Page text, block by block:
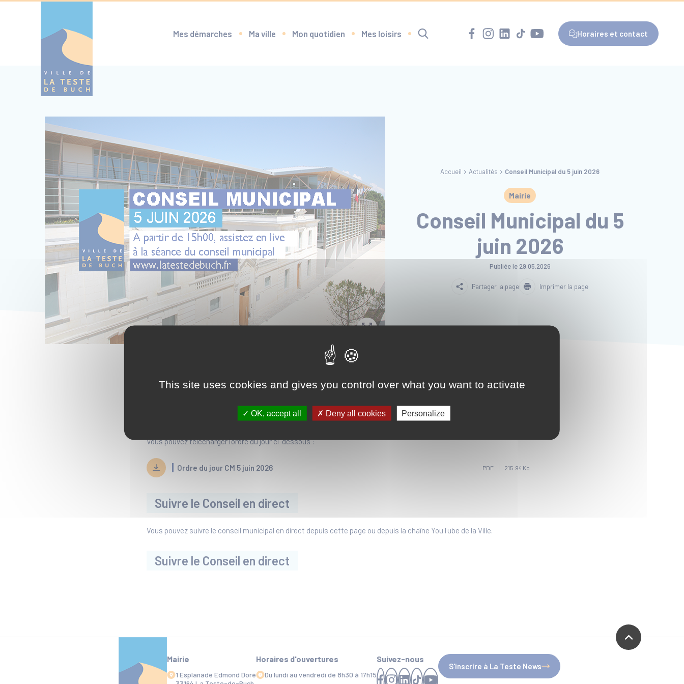
Mes démarches Ma ville Mon quotidien Mes loisirs Horaires et contact
Accueil Actualités Conseil Municipal du 5 juin 2026
Mairie
Conseil Municipal du 5
juin 2026
Publiée le 29.05.2026
Partager la page Imprimer la page
La prochaine séance du Conseil Municipal aura lieu vendredi 5 juin 2026, à 18h en salle du
Conseil de l’Hôtel de Ville.
Ce conseil municipal se réunira en présence du public. Compte-tenu de la configuration de la salle, un accès limité du
Vous pouvez télécharger l’ordre du jour ci-dessous :
Ordre du jour CM 5 juin 2026 PDF 215.94 Ko
Suivre le Conseil en direct
Vous pouvez suivre le conseil municipal en direct depuis cette page ou depuis la chaîne YouTube de la Ville.
Suivre le Conseil en direct
Mairie
1 Esplanade Edmond Doré
Horaires d'ouvertures
Du lundi au vendredi de 8h30 à 17h15
Suivez-nous
S'inscrire à La Teste News
Cookies management panel
This site uses cookies and gives you control over what you want to activate
OK, accept all Deny all cookies Personalize